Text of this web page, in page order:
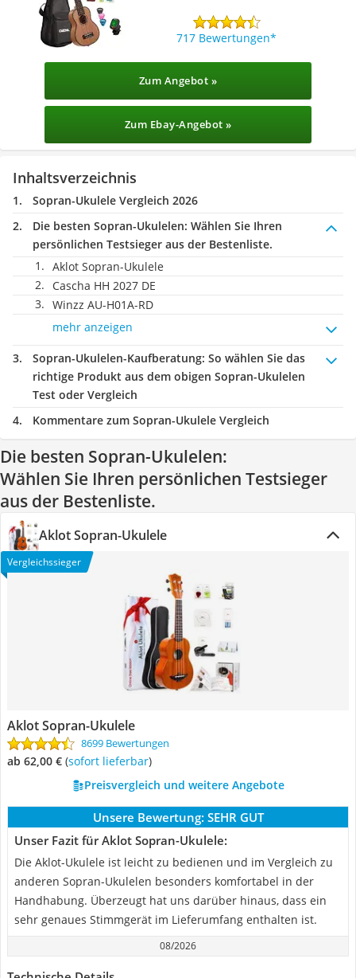
717 Bewertungen
Zum Angebot »
Zum Ebay-Angebot »
Inhaltsverzeichnis
Sopran-Ukulele Vergleich 2026
Die besten Sopran-Ukulelen: Wählen Sie Ihren
persönlichen Testsieger aus der Bestenliste.
Aklot Sopran-Ukulele
Cascha HH 2027 DE
Winzz AU-H01A-RD
mehr anzeigen
Sopran-Ukulelen-Kaufberatung: So wählen Sie das
richtige Produkt aus dem obigen Sopran-Ukulelen
Test oder Vergleich
Kommentare zum Sopran-Ukulele Vergleich
Die besten Sopran-Ukulelen:
Wählen Sie Ihren persönlichen Testsieger
aus der Bestenliste.
Aklot Sopran-Ukulele
Vergleichssieger
Aklot Sopran-Ukulele
8699 Bewertungen
ab 62,00 € ( Sofort lieferbar)
Preisvergleich und weitere Angebote
Unsere Bewertung: SEHR GUT
Unser Fazit für Aklot Sopran-Ukulele:
Die Aklot-Ukulele ist leicht zu bedienen und im Vergleich zu
anderen Sopran-Ukulelen besonders komfortabel in der
Handhabung. Überzeugt hat uns darüber hinaus, dass ein
sehr genaues Stimmgerät im Lieferumfang enthalten ist.
08/2026